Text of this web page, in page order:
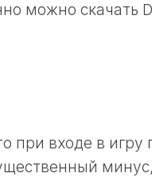
можно скачать
при входе в